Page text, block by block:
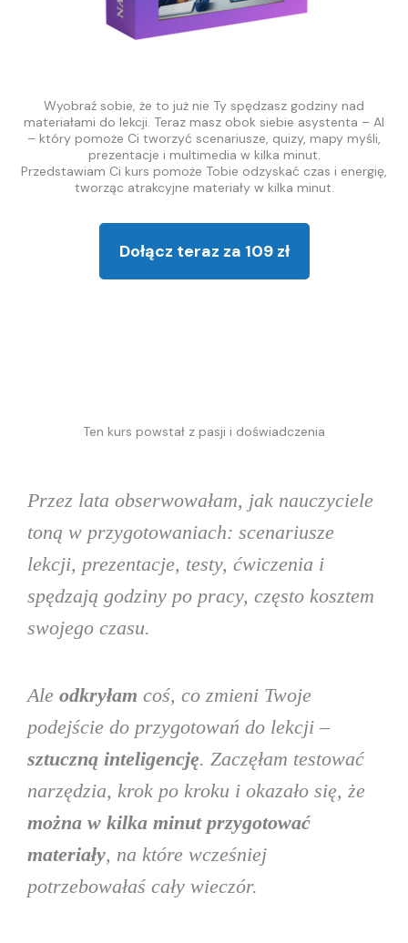
Wyobraź sobie, że to już nie Ty spędzasz godziny nad
materiałami do lekcji. Teraz masz obok siebie asystenta – AI
– który pomoże Ci tworzyć scenariusze, quizy, mapy myśli,
prezentacje i multimedia w kilka minut.
Przedstawiam Ci kurs pomoże Tobie odzyskać czas i energię,
tworząc atrakcyjne materiały w kilka minut.
Dołącz teraz za 109 zł
Ten kurs powstał z pasji i doświadczenia
Przez lata obserwowałam, jak nauczyciele
toną w przygotowaniach: scenariusze
lekcji, prezentacje, testy, ćwiczenia i
spędzają godziny po pracy, często kosztem
swojego czasu.
Ale odkryłam coś, co zmieni Twoje
podejście do przygotowań do lekcji –
sztuczną inteligencję. Zaczęłam testować
narzędzia, krok po kroku i okazało się, że
można w kilka minut przygotować
materiały, na które wcześniej
potrzebowałaś cały wieczór.